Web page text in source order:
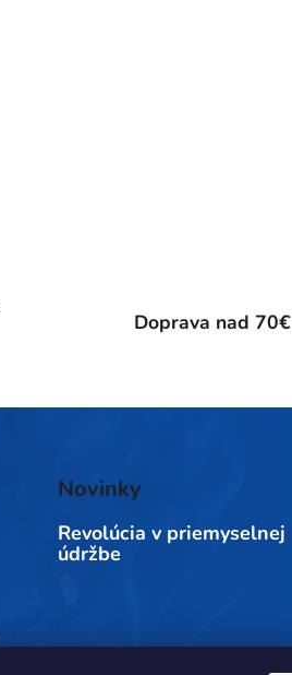
Doprava nad 70€
Novinky
Revolúcia v priemyselnej
údržbe